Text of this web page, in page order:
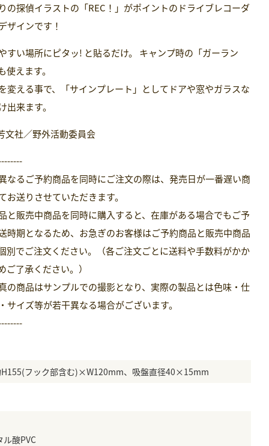
の探偵イラストの「REC！」がポイントのドライブレコーダ
ザインです！
すい場所にピタッ! と貼るだけ。 キャンプ時の「ガーラン
使えます。
変える事で、「サインプレート」としてドアや窓やガラスな
出来ます。
文社／野外活動委員会
なるご予約商品を同時にご注文の際は、発売日が一番遅い商
お送りさせていただきます。
と販売中商品を同時に購入すると、在庫がある場合でもご予
時期となるため、お急ぎのお客様はご予約商品と販売中商品
別でご注文ください。（各ご注文ごとに送料や手数料がかか
ご了承ください。）
の商品はサンプルでの撮影となり、実際の製品とは色味・仕
サイズ等が若干異なる場合がございます。
H155(フック部含む)×W120mm、吸盤直径40×15mm
ル酸PVC